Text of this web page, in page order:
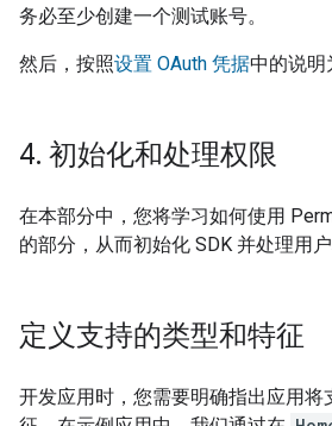
务必至少创建一个测试账号。
然后，按照设置 OAuth 凭据中的说明
4. 初始化和处理权限
在本部分中，您将学习如何使用
的部分，从而初始化 SDK 并处理用户
定义支持的类型和特征
开发应用时，您需要明确指出应用将